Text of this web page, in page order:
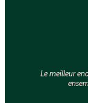
Le meilleur